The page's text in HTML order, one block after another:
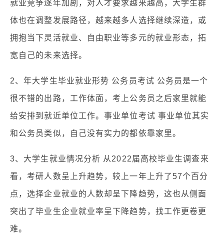
就业竞争逐年加剧，对人才要求越来越高，大学生群
体也在调整发展路径，越来越多人选择继续深造，或
拥抱当下灵活就业、自由职业等多元的就业形态，拓
宽自己的未来选择。
2、年大学生毕业就业形势 公务员考试 公务员是一个
很不错的出路，工作体面，考上公务员之后家里就能
给安排到就近单位工作。事业单位考试 事业单位其实
和公务员类似，自己没有实力的都依靠家里。
3、大学生就业情况分析 从2022届高校毕业生调查来
看，考研人数呈上升趋势，较上一年上升了57个百分
点，选择企业就业的人数却呈下降趋势，这也从侧面
突出了毕业生企业就业率呈下降趋势，找工作更卷更
难。